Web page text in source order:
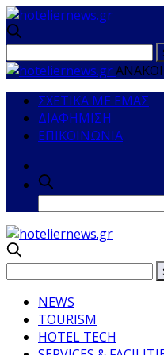
ΣΧΕΤΙΚΑ ΜΕ ΕΜΑΣ
ΔΙΑΦΗΜΙΣΗ
ΕΠΙΚΟΙΝΩΝΙΑ
NEWS
TOURISM
HOTEL TECH